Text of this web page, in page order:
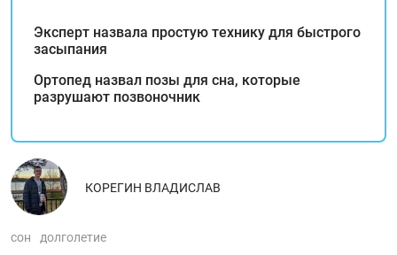
Эксперт назвала простую технику для быстрого
засыпания
Ортопед назвал позы для сна, которые
разрушают позвоночник
КОРЕГИН ВЛАДИСЛАВ
сон долголетие